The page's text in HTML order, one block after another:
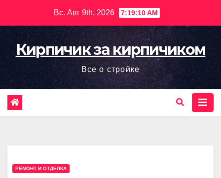
содержимому
Вс. Авг 9th, 2026 7:19:12 AM
Кирпичик за кирпичиком
Все о стройке
РЕМОНТ И ОТДЕЛКА